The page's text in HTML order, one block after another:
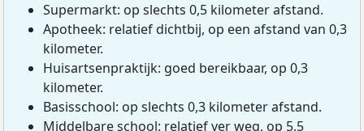
Supermarkt: op slechts 0,5 kilometer afstand.
Apotheek: relatief dichtbij, op een afstand van 0,3
kilometer.
Huisartsenpraktijk: goed bereikbaar, op 0,3
kilometer.
Basisschool: op slechts 0,3 kilometer afstand.
Middelbare school: relatief ver weg, op 5,5